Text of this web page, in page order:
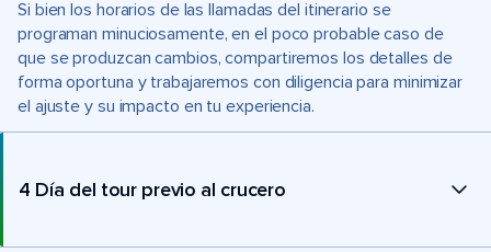
Si bien los horarios de las llamadas del itinerario se
programan minuciosamente, en el poco probable caso de
que se produzcan cambios, compartiremos los detalles de
forma oportuna y trabajaremos con diligencia para minimizar
el ajuste y su impacto en tu experiencia.
4 Día del tour previo al crucero